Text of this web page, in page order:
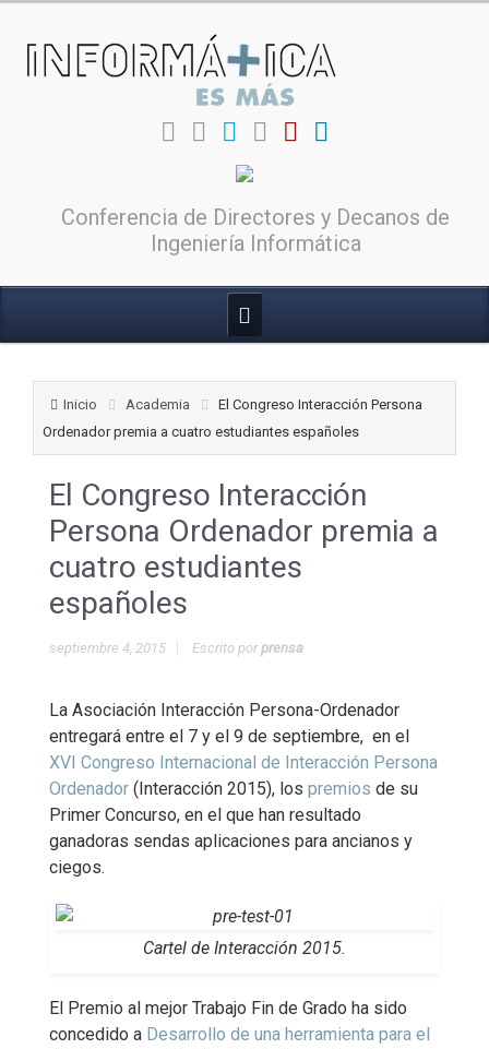
Conferencia de Directores y Decanos de
Ingeniería Informática
Inicio Academia
El Congreso Interacción Persona
Ordenador premia a cuatro estudiantes españoles
El Congreso Interacción
Persona Ordenador premia a
cuatro estudiantes
españoles
septiembre 4, 2015 Escrito porprensa
La Asociación Interacción Persona-Ordenador
entregará entre el 7 y el 9 de septiembre, en el
XVI Congreso Internacional de Interacción Persona
Ordenador (Interacción 2015), los premios de su
Primer Concurso, en el que han resultado
ganadoras sendas aplicaciones para ancianos y
ciegos.
Cartel de Interacción 2015.
El Premio al mejor Trabajo Fin de Grado ha sido
concedido a Desarrollo de una herramienta para el